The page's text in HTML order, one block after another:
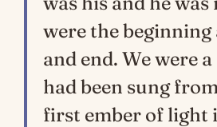
were the
and end. We were
had been sung
first ember of light